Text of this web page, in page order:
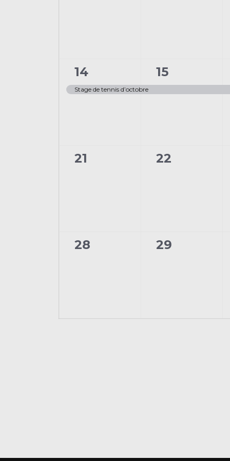
1
évènement,
14
Stage de tennis d’octobre
1
15
0
21
0
22
0
28
0
29